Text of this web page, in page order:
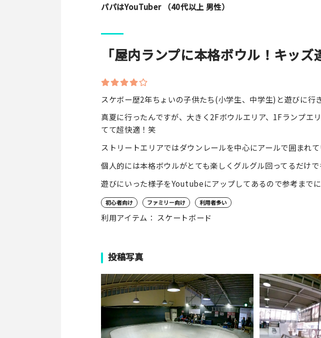
パパはYouTuber （40代以上 男性）
「屋内ランプに本格ボウル！キッ
スケボー歴2年ちょいの子供たち(小学生、中学生)と遊びに行
真夏に行ったんですが、大きく2Fボウルエリア、1Fランプエ
てて超快適！笑
ストリートエリアではダウンレールを中心にアールで囲まれ
個人的には本格ボウルがとても楽しくグルグル回ってるだけで
遊びにいった様子をYoutubeにアップしてあるので参考まで
初心者向け ファミリー向け 利用者多い
利用アイテム： スケートボード
投稿写真